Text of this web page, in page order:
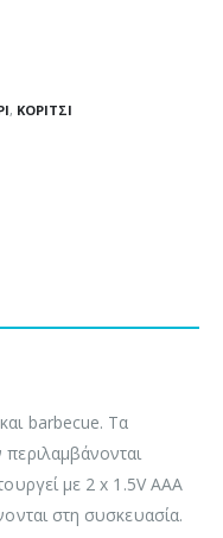
, ΚΟΡΊΤΣΙ
barbecue. Τα
με 2 x 1.5V ΑΑΑ
στη συσκευασία.